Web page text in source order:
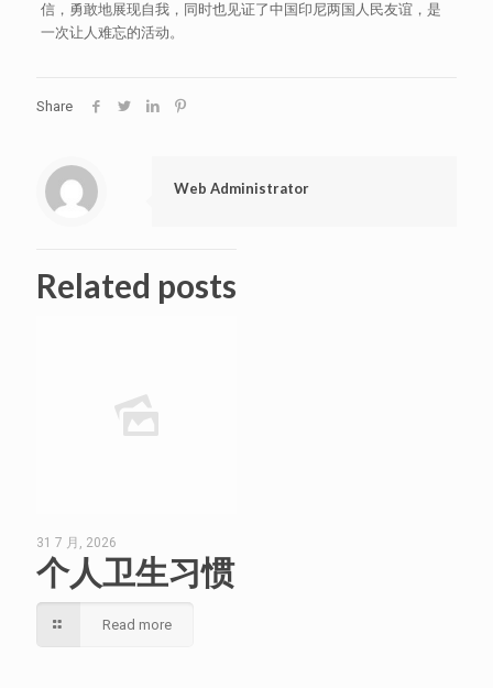
信，勇敢地展现自我，同时也见证了中国印尼两国人民友谊，是
一次让人难忘的活动。
Share
Web Administrator
Related posts
31 7 月, 2026
个人卫生习惯
Read more